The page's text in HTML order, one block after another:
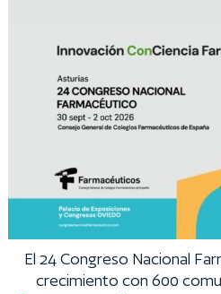
El 24 Congreso Nacional
crecimiento con 600